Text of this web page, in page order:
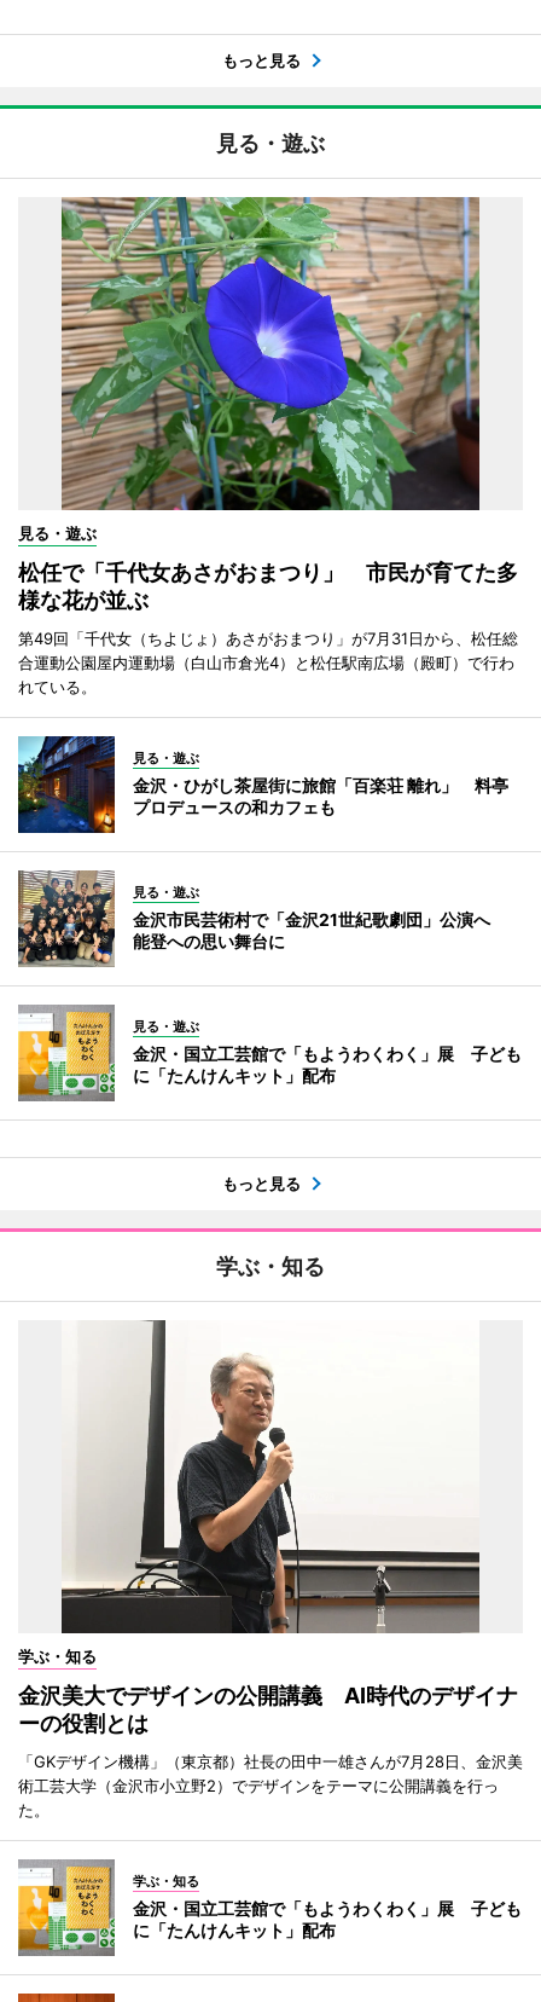
もっと見る
見る・遊ぶ
見る・遊ぶ
松任で「千代女あさがおまつり」 市民が育てた多
様な花が並ぶ
第49回「千代女（ちよじょ）あさがおまつり」が7月31日から、松任総
合運動公園屋内運動場（白山市倉光4）と松任駅南広場（殿町）で行わ
れている。
見る・遊ぶ
金沢・ひがし茶屋街に旅館「百楽荘 離れ」 料亭
プロデュースの和カフェも
見る・遊ぶ
金沢市民芸術村で「金沢21世紀歌劇団」公演へ
能登への思い舞台に
見る・遊ぶ
金沢・国立工芸館で「もようわくわく」展 子ども
に「たんけんキット」配布
もっと見る
学ぶ・知る
学ぶ・知る
金沢美大でデザインの公開講義 AI時代のデザイナ
ーの役割とは
「GKデザイン機構」（東京都）社長の田中一雄さんが7月28日、金沢美
術工芸大学（金沢市小立野2）でデザインをテーマに公開講義を行っ
た。
学ぶ・知る
金沢・国立工芸館で「もようわくわく」展 子ども
に「たんけんキット」配布